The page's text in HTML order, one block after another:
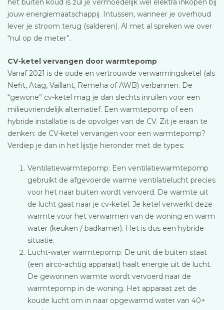
het buiten koud is zul je vermoedelijk wel elektra inkopen bij
jouw energiemaatschappij. Intussen, wanneer je overhoud
lever je stroom terug (salderen). Al met al spreken we over
“nul op de meter”.
CV-ketel vervangen door warmtepomp
Vanaf 2021 is de oude en vertrouwde verwarmingsketel (als
Nefit, Atag, Vaillant, Remeha of AWB) verbannen. De
“gewone” cv-ketel mag je dan slechts inruilen voor een
milieuvriendelijk alternatief. Een warmtepomp of een
hybride installatie is de opvolger van de CV. Zit je eraan te
denken: de CV-ketel vervangen voor een warmtepomp?
Verdiep je dan in het lijstje hieronder met de types:
Ventilatiewarmtepomp: Een ventilatiewarmtepomp
gebruikt de afgevoerde warme ventilatielucht precies
voor het naar buiten wordt vervoerd. De warmte uit
de lucht gaat naar je cv-ketel. Je ketel verwerkt deze
warmte voor het verwarmen van de woning en warm
water (keuken / badkamer). Het is dus een hybride
situatie.
Lucht-water warmtepomp: De unit die buiten staat
(een airco-achtig apparaat) haalt energie uit de lucht.
De gewonnen warmte wordt vervoerd naar de
warmtepomp in de woning. Het apparaat zet de
koude lucht om in naar opgewarmd water van 40+